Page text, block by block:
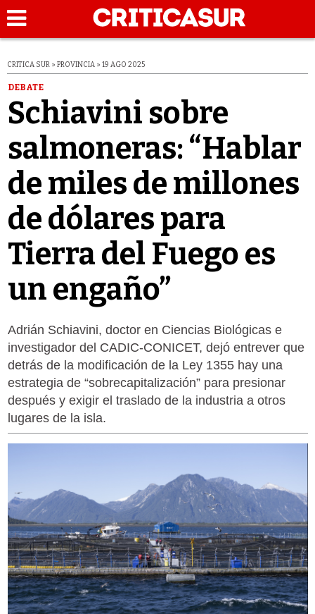
CRITICA SUR » PROVINCIA » 19 AGO 2025
DEBATE
Schiavini sobre
salmoneras: “Hablar
de miles de millones
de dólares para
Tierra del Fuego es
un engaño”
Adrián Schiavini, doctor en Ciencias Biológicas e
investigador del CADIC-CONICET, dejó entrever que
detrás de la modificación de la Ley 1355 hay una
estrategia de “sobrecapitalización” para presionar
después y exigir el traslado de la industria a otros
lugares de la isla.